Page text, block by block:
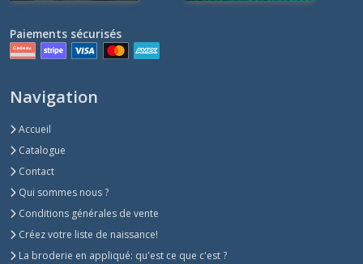
Paiements sécurisés
Navigation
Accueil
Catalogue
Contact
Qui sommes nous ?
Conditions générales de vente
Créez votre liste de naissance!
La broderie en appliqué: qu'est ce que c'est ?